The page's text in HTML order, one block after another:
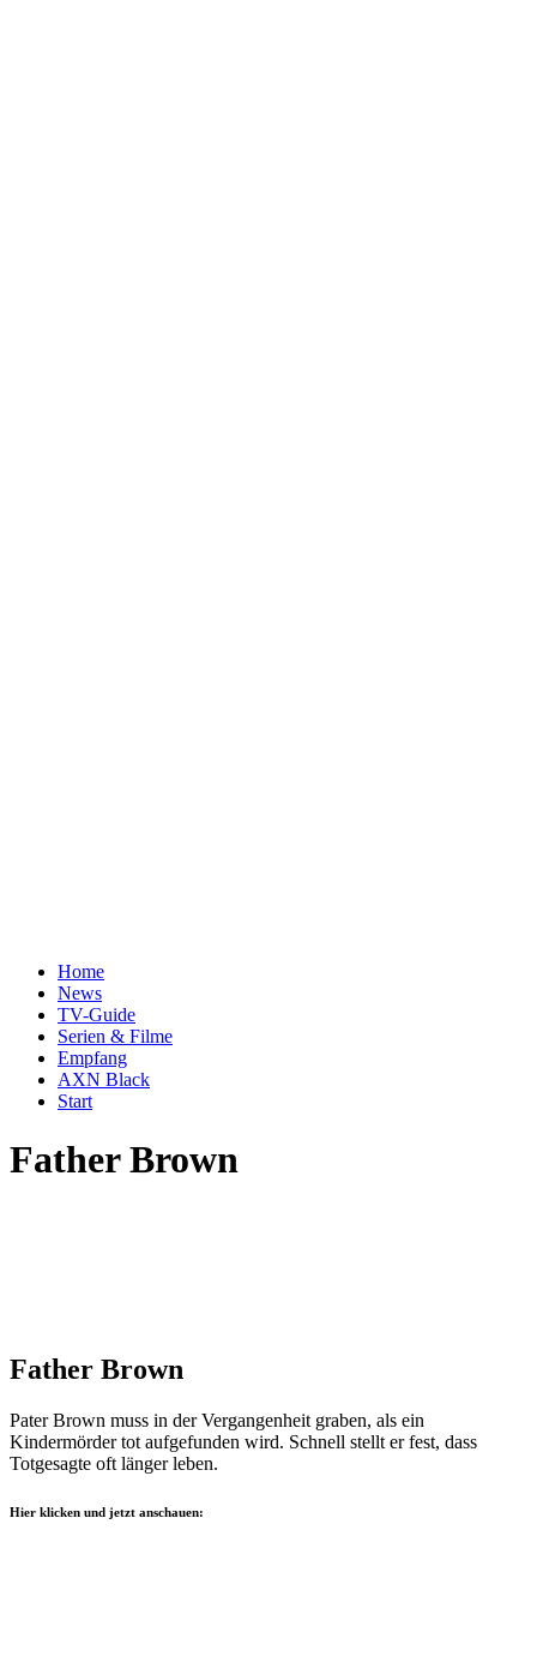
Home
News
TV-Guide
Serien & Filme
Empfang
AXN Black
Start
Father Brown
Father Brown
Pater Brown muss in der Vergangenheit graben, als ein
Kindermörder tot aufgefunden wird. Schnell stellt er fest, dass
Totgesagte oft länger leben.
Hier klicken und jetzt anschauen: